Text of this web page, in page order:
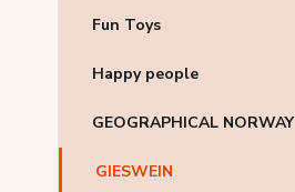
Fun Toys
Happy people
GEOGRAPHICAL NORWAY
GIESWEIN